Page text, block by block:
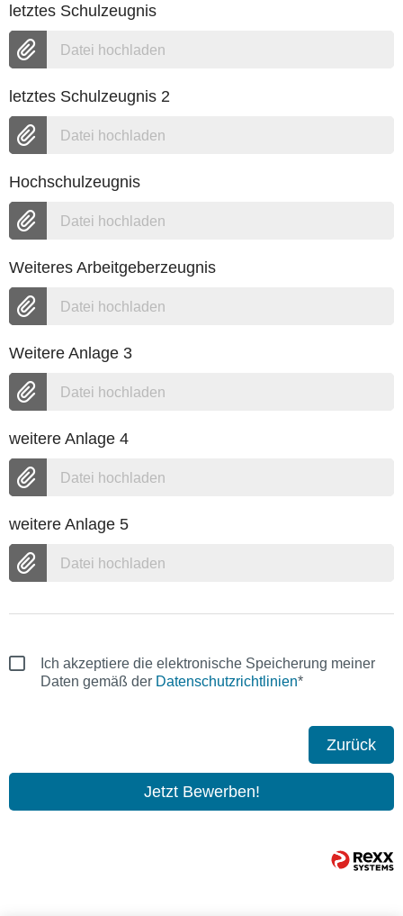
letztes Schulzeugnis
Datei hochladen
letztes Schulzeugnis 2
Datei hochladen
Hochschulzeugnis
Datei hochladen
Weiteres Arbeitgeberzeugnis
Datei hochladen
Weitere Anlage 3
Datei hochladen
weitere Anlage 4
Datei hochladen
weitere Anlage 5
Datei hochladen
Ich akzeptiere die elektronische Speicherung meiner
Daten gemäß der Datenschutzrichtlinien*
Zurück
Jetzt Bewerben!